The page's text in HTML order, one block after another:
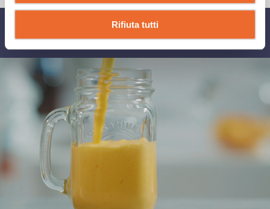
Rifiuta tutti